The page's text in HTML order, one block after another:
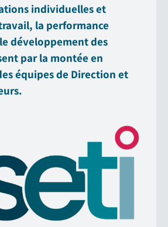
individuelles et
la performance
développement des
par la montée en
équipes de Direction et